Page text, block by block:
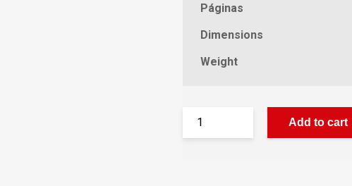
Páginas
Dimensions
Weight
Add to cart